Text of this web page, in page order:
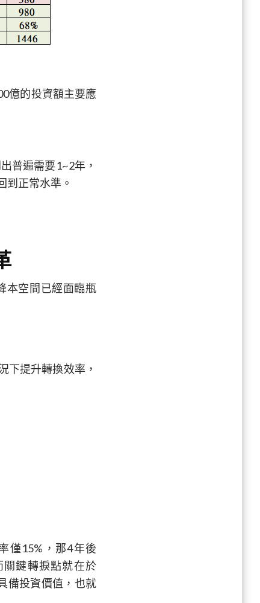
億的投資額主要應
普遍需要1~2年，
到正常水準。
本空間已經面臨瓶
下提升轉換效率，
僅15%，那4年後
關鍵轉捩點就在於
備投資價值，也就